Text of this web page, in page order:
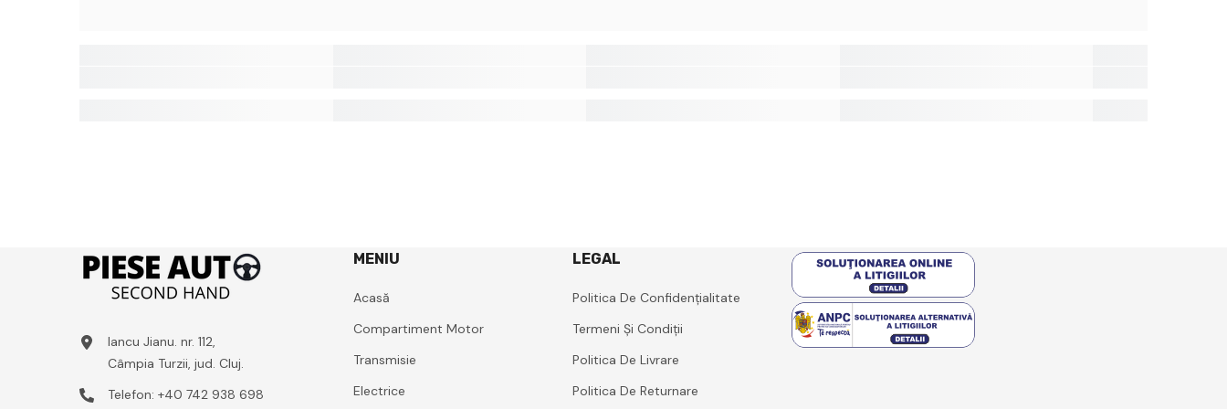
Iancu Jianu. nr. 112,
Câmpia Turzii, jud. Cluj.
Telefon: +40 742 938 698
MENIU
Acasă
Compartiment Motor
Transmisie
Electrice
LEGAL
Politica De Confidențialitate
Termeni Și Condiții
Politica De Livrare
Politica De Returnare